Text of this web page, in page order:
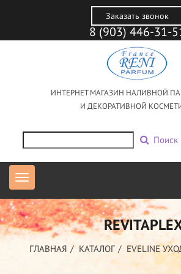
Заказать звонок
8 (903) 446-31-
ИНТЕРНЕТ МАГАЗИН НАЛИВНОЙ
И ДЕКОРАТИВНОЙ
Поиск
ГЛАВНАЯ КАТАЛОГ EVELINE